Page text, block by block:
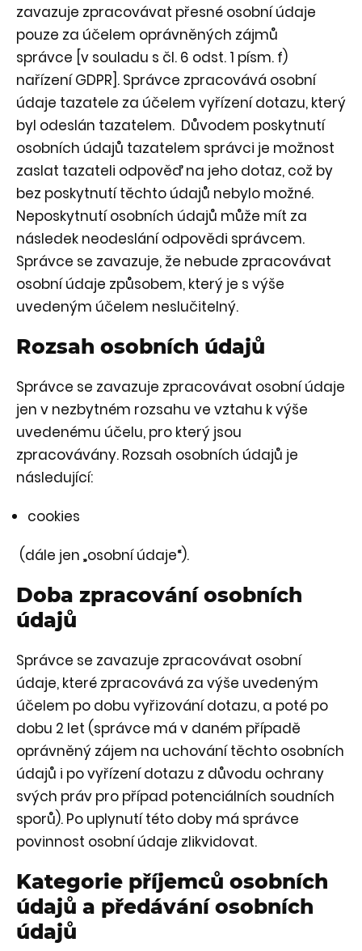
zavazuje zpracovávat přesné osobní údaje
pouze za účelem oprávněných zájmů
správce [v souladu s čl. 6 odst. 1 písm. f)
nařízení GDPR]. Správce zpracovává osobní
údaje tazatele za účelem vyřízení dotazu, který
byl odeslán tazatelem. Důvodem poskytnutí
osobních údajů tazatelem správci je možnost
zaslat tazateli odpověď na jeho dotaz, což by
bez poskytnutí těchto údajů nebylo možné.
Neposkytnutí osobních údajů může mít za
následek neodeslání odpovědi správcem.
Správce se zavazuje, že nebude zpracovávat
osobní údaje způsobem, který je s výše
uvedeným účelem neslučitelný.
Rozsah osobních údajů
Správce se zavazuje zpracovávat osobní údaje
jen v nezbytném rozsahu ve vztahu k výše
uvedenému účelu, pro který jsou
zpracovávány. Rozsah osobních údajů je
následující:
cookies
(dále jen „osobní údaje“).
Doba zpracování osobních
údajů
Správce se zavazuje zpracovávat osobní
údaje, které zpracovává za výše uvedeným
účelem po dobu vyřizování dotazu, a poté po
dobu 2 let (správce má v daném případě
oprávněný zájem na uchování těchto osobních
údajů i po vyřízení dotazu z důvodu ochrany
svých práv pro případ potenciálních soudních
sporů). Po uplynutí této doby má správce
povinnost osobní údaje zlikvidovat.
Kategorie příjemců osobních
údajů a předávání osobních
údajů